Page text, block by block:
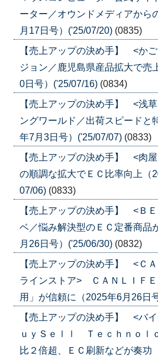
ーター／オウンドメディアから
月17日号）('25/07/20) (0835)
【売上アップの決め手】 <か
ジョン／鹿児島県産品拡大で売
0日号）('25/07/16) (0834)
【売上アップの決め手】 <浅
ングワールド／出荷スピードと
年7月3日号）('25/07/07) (0833)
【売上アップの決め手】 <肉
の順調な拡大でＥＣ比率向上（
07/06) (0833)
【売上アップの決め手】 <
ベ／悩み解決型のＥＣ定番商品
月26日号）('25/06/30) (0832)
【売上アップの決め手】 <Ｃ
ラインストア> ＣＡＮＬＩＦ
用」が信頼に（2025年6月26日
【売上アップの決め手】 <バ
ｕｙＳｅｌｌ Ｔｅｃｈｎｏｌ
比２倍超、ＥＣ刷新などが奏功